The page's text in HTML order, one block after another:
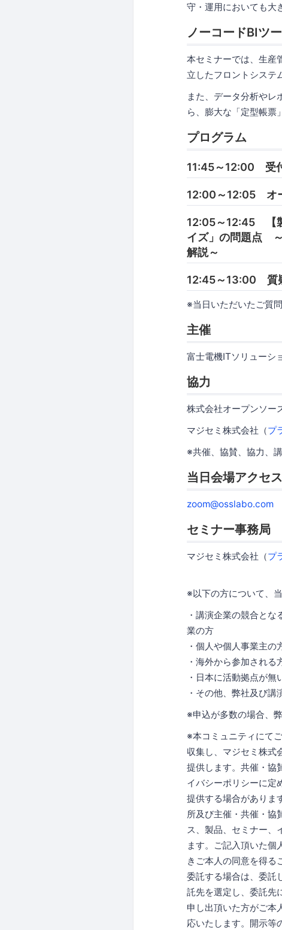
守・運用においても大
ノーコードBIツ
本セミナーでは、生産
立したフロントシステ
また、データ分析や
ら、膨大な「定型帳票
プログラム
11:45～12:00 受
12:00～12:05 オ
12:05～12:45 【
イズ」の問題点
解説～
12:45～13:00 質
※当日いただいたご質
主催
富士電機ITソリューシ
協力
株式会社オープンソー
マジセミ株式会社（プ
※共催、協賛、協力、
当日会場アクセ
zoom@osslabo.com
セミナー事務局
マジセミ株式会社（プ
※以下の方について、
・講演企業の競合と
業の方
・個人や個人事業主の
・海外から参加される
・日本に活動拠点が無
・その他、弊社及び
※申込が多数の場合、
※本コミュニティにて
収集し、マジセミ株式
提供します。共催・協
イバシーポリシーに定
提供する場合がありま
所及び主催・共催・協
ス、製品、セミナー、
ます。ご記入頂いた個
きご本人の同意を得る
委託する場合は、委託
託先を選定し、委託先
申し出頂いた方がご本
応いたします。開示等